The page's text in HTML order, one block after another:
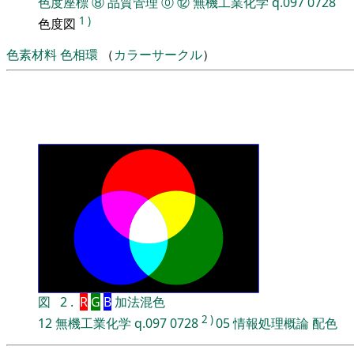
色度図 1 )
色素材料色相環 （カラーサークル）
図 2 . R G B 加法混色
12無機工業化学 q.0970728 2 )05情報処理概論配色